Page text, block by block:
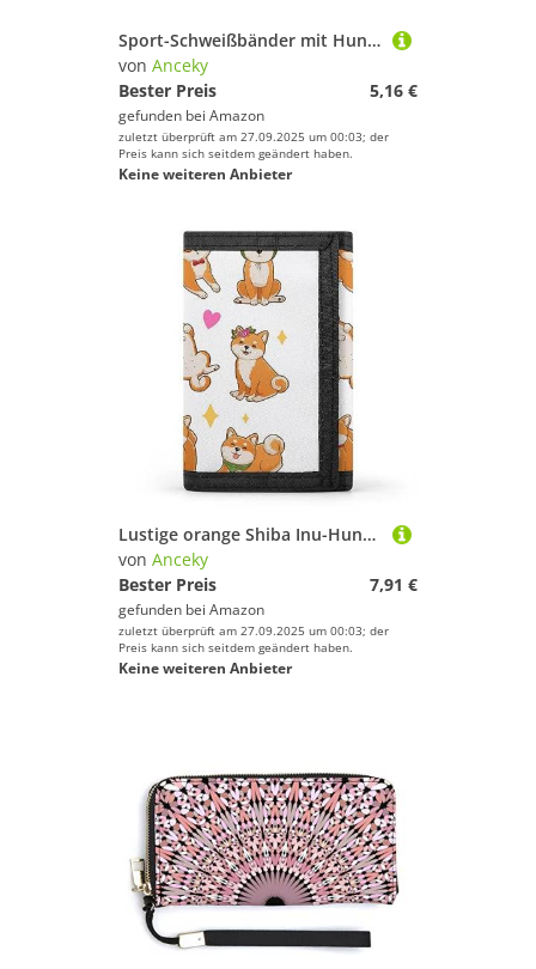
Sport-Schweißbänder mit Hundepfote und Italienischer Flagge für Damen und Herren, rutschfeste elastische Armbänder und Stirnbänder für Basketball, Tennis, Training, Fitnessstudio, Yoga, saugfähig und
von Anceky
Bester Preis
5,16 €
gefunden bei Amazon
zuletzt überprüft am 27.09.2025 um 00:03; der
Preis kann sich seitdem geändert haben.
Keine weiteren Anbieter
Lustige orange Shiba Inu-Hunde in verschiedenen Posen auf weißer dreifach gefalteter Geldbörse, stilvolle Geldbörse mit Schlüsselanhänger, Kreditkartenetui, Kartenhalter für Rechnungen, Quittungen, Da
von Anceky
Bester Preis
7,91 €
gefunden bei Amazon
zuletzt überprüft am 27.09.2025 um 00:03; der
Preis kann sich seitdem geändert haben.
Keine weiteren Anbieter